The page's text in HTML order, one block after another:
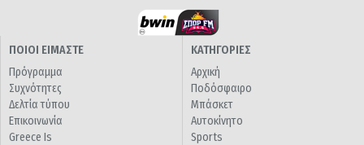
ΠΟΙΟΙ ΕΙΜΑΣΤΕ
Πρόγραμμα
Συχνότητες
Δελτία τύπου
Επικοινωνία
Greece Is
ΚΑΤΗΓΟΡΙΕΣ
Αρχική
Ποδόσφαιρο
Μπάσκετ
Αυτοκίνητο
Sports